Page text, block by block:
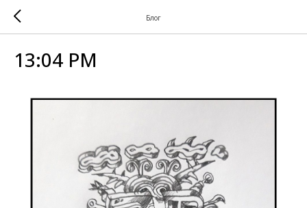
Блог
13:04 PM